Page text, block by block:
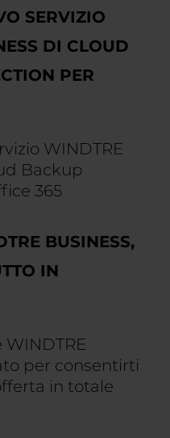
SERVIZIO
DI CLOUD
PER
WINDTRE
Backup
365
BUSINESS,
IN
per consentirti
in totale